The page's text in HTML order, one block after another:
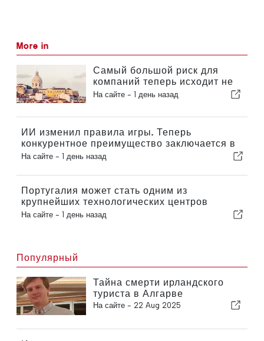
More in
Самый большой риск для
компаний теперь исходит не
из экономики!
На сайте - 1 день назад
ИИ изменил правила игры. Теперь
конкурентное преимущество заключается в
коммуникации.
На сайте - 1 день назад
Португалия может стать одним из
крупнейших технологических центров
Европы.
На сайте - 1 день назад
Популярный
Тайна смерти ирландского
туриста в Алгарве
На сайте - 22 Aug 2025